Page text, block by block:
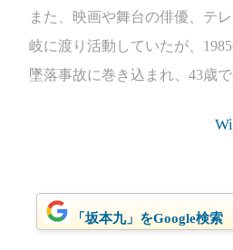
また、映画や舞台の俳優、テ
岐に渡り活動していたが、
墜落事故に巻き込まれ、43歳で
「坂本九」をGoogle検索